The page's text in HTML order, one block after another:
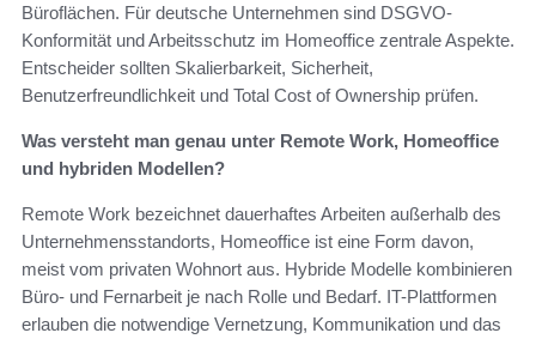
Büroflächen. Für deutsche Unternehmen sind DSGVO-
Konformität und Arbeitsschutz im Homeoffice zentrale Aspekte.
Entscheider sollten Skalierbarkeit, Sicherheit,
Benutzerfreundlichkeit und Total Cost of Ownership prüfen.
Was versteht man genau unter Remote Work, Homeoffice
und hybriden Modellen?
Remote Work bezeichnet dauerhaftes Arbeiten außerhalb des
Unternehmensstandorts, Homeoffice ist eine Form davon,
meist vom privaten Wohnort aus. Hybride Modelle kombinieren
Büro- und Fernarbeit je nach Rolle und Bedarf. IT-Plattformen
erlauben die notwendige Vernetzung, Kommunikation und das